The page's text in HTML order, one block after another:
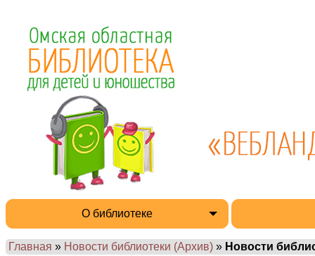
О библиотеке
Главная » Новости библиотеки (Архив) » Новости